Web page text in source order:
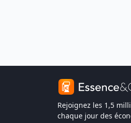
Rejoignez les 1,5
chaque jour des